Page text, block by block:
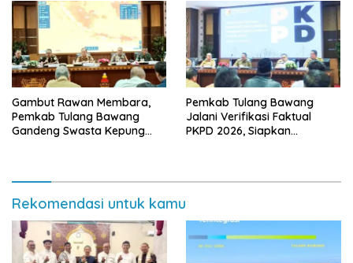
Gambut Rawan Membara,
Pemkab Tulang Bawang
Gandeng Swasta Kepung
Pemkab Tulang Bawang
Jalani Verifikasi Faktual
PKPD 2026, Siapkan
Rekomendasi untuk kamu